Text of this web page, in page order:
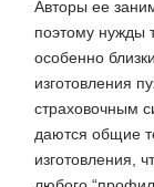
Авторы ее
поэтому нужды
особенно
изготовления
страховочным
даются общие
изготовления,